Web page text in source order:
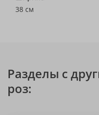
38 см
Разделы с
роз: